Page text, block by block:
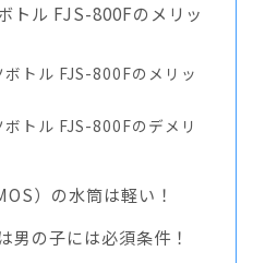
トル FJS-800Fのメリッ
トル FJS-800Fのメリッ
トル FJS-800Fのデメリ
）の水筒は軽い！
男の子には必須条件！